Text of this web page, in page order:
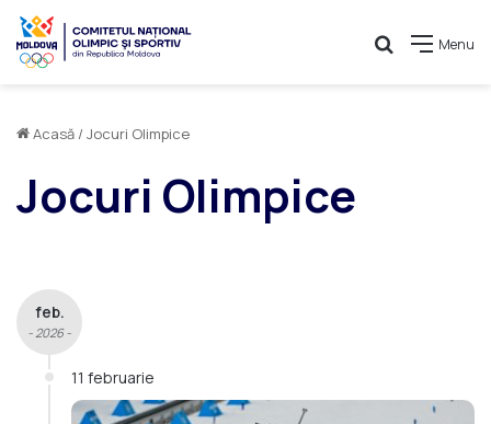
Menu
Caută
Acasă / Jocuri Olimpice
Jocuri Olimpice
feb.
- 2026 -
11 februarie